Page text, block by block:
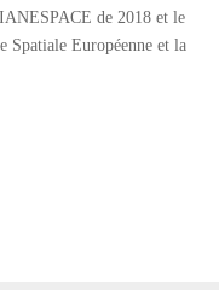
de 2018 et le
Spatiale Européenne et la